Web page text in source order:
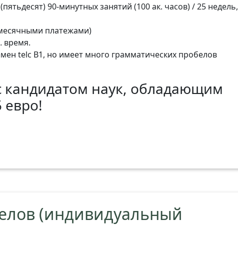
90-минутных занятий (100 ак. часов) / 25 недель,
платежами)
время.
telc B1, но имеет много грамматических пробелов
наук, обладающим
евро!
(индивидуальный